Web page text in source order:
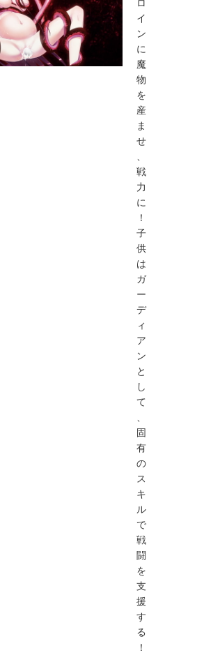
イ
ン
に
魔
物
を
産
ま
せ
、
戦
力
に
！
子
供
は
ガ
ー
デ
ィ
ア
ン
と
し
て
、
固
有
の
ス
キ
ル
で
戦
闘
を
支
援
す
る
！